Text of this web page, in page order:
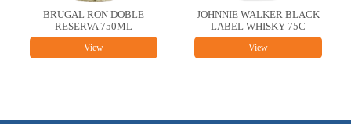
JOHNNIE WALKER BLACK
LABEL WHISKY 75C
ARZUAGA LA PLANTA
TEMPRANILLO 750 ML